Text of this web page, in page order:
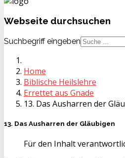
Webseite durchsuchen
Suchbegriff eingeben
Home
Biblische Heilslehre
Errettet aus Gnade
13. Das Ausharren der
13. Das Ausharren der Gläubigen
Für den Inhalt